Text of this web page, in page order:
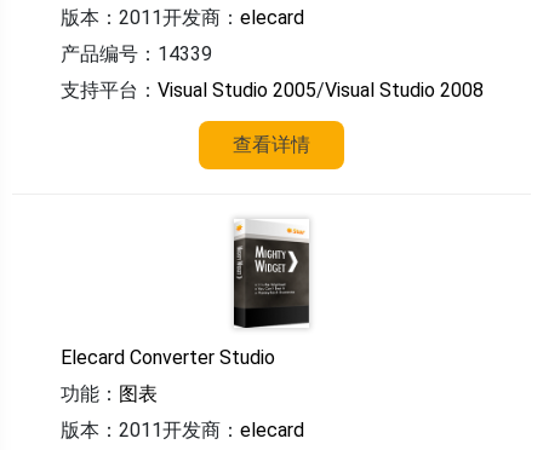
版本：2011开发商： elecard
产品编号：14339
支持平台： Visual Studio 2005/Visual Studio 2008
查看详情
Elecard Converter Studio
功能： 图表
版本：2011开发商： elecard